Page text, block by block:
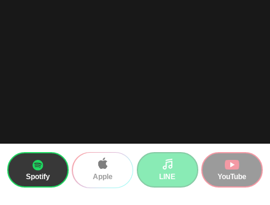
Spotify Apple LINE YouTube